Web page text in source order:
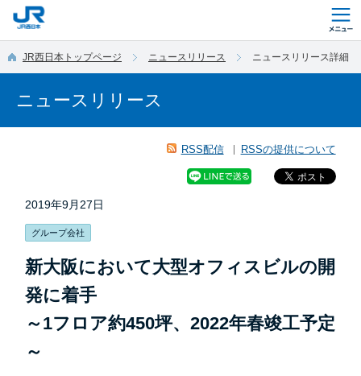
JR西日本トップページ ニュースリリース ニュースリリース詳細
ニュースリリース
RSS配信 RSSの提供について
2019年9月27日
グループ会社
新大阪において大型オフィスビルの開
発に着手
～1フロア約450坪、2022年春竣工予定
～